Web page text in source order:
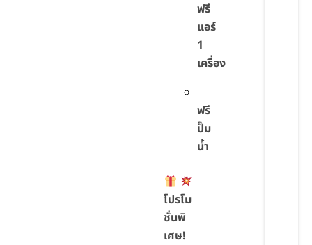
ฟรี
แอร์
1
เครื่อง
ฟรี
ปั๊ม
น้ำ
โปรโม
ชั่นพิ
เศษ!